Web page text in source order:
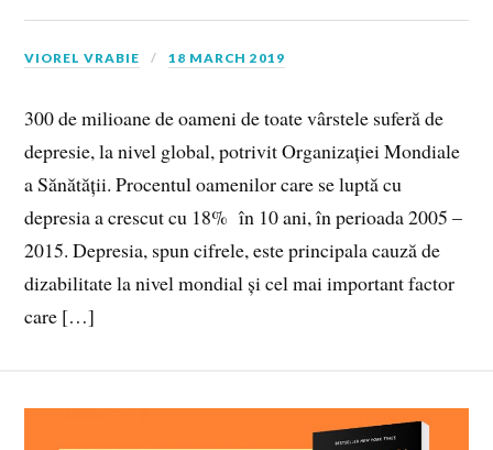
VIOREL VRABIE 18 MARCH 2019
300 de milioane de oameni de toate vârstele suferă de
depresie, la nivel global, potrivit Organizației Mondiale
a Sănătății. Procentul oamenilor care se luptă cu
depresia a crescut cu 18% în 10 ani, în perioada 2005 –
2015. Depresia, spun cifrele, este principala cauză de
dizabilitate la nivel mondial și cel mai important factor
care […]